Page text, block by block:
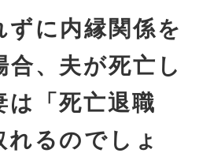
ずに内縁関係を
、夫が死亡し
は「死亡退職
るのでしょ